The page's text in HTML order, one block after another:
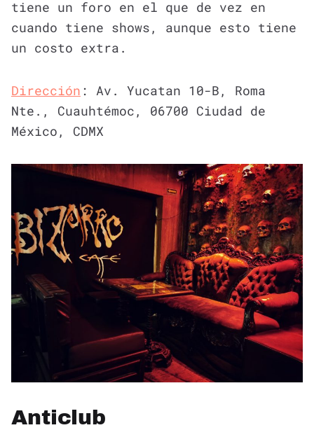
tiene un foro en el que de vez en
cuando tiene shows, aunque esto tiene
un costo extra.
Dirección : Av. Yucatan 10-B, Roma
Nte., Cuauhtémoc, 06700 Ciudad de
México, CDMX
Anticlub